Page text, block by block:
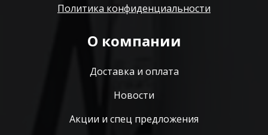
Политика конфиденциальности
О компании
Доставка и оплата
Новости
Акции и спец предложения